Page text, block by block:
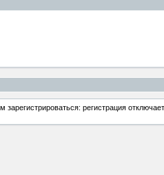
регистрация